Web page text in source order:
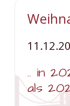
.. in
als